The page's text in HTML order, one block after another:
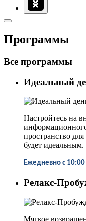
Программы
Все программы
Идеальный
Настройтесь на
пространство
будет идеальным.
Ежедневно с
Релакс-
Мягкое